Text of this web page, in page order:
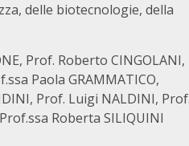
delle biotecnologie, della
Prof. Roberto CINGOLANI,
Paola GRAMMATICO,
Prof. Luigi NALDINI,
Roberta SILIQUINI